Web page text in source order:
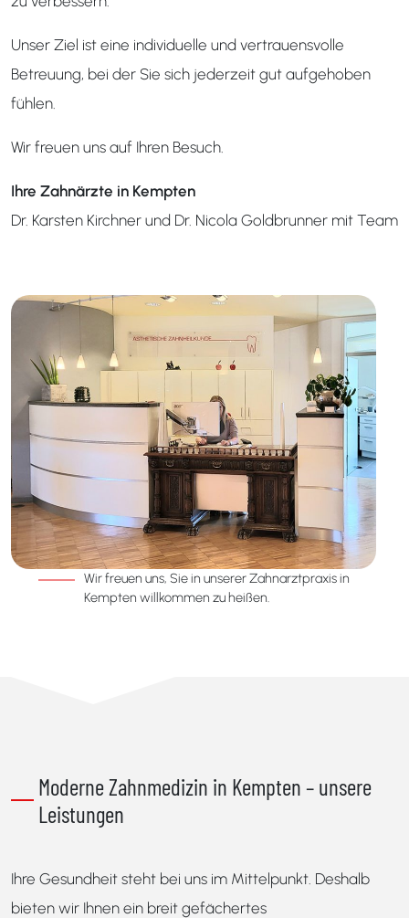
Unser Ziel ist eine individuelle und vertrauensvolle
Betreuung, bei der Sie sich jederzeit gut aufgehoben
fühlen.
Wir freuen uns auf Ihren Besuch.
Ihre Zahnärzte in Kempten
Dr. Karsten Kirchner und Dr. Nicola Goldbrunner mit Team
Wir freuen uns, Sie in unserer Zahnarztpraxis in
Kempten willkommen zu heißen.
Moderne Zahnmedizin in Kempten – unsere
Leistungen
Ihre Gesundheit steht bei uns im Mittelpunkt. Deshalb
bieten wir Ihnen ein breit gefächertes